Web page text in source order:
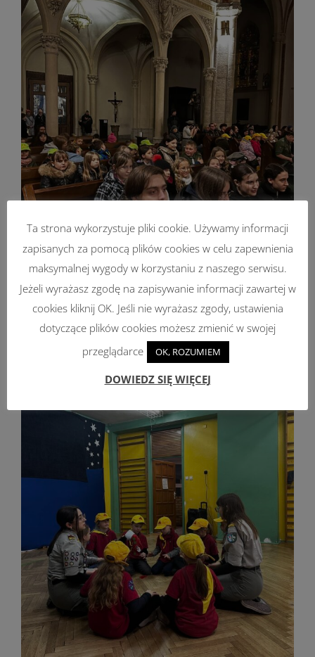
Ta strona wykorzystuje pliki cookie. Używamy informacji
zapisanych za pomocą plików cookies w celu zapewnienia
maksymalnej wygody w korzystaniu z naszego serwisu.
Jeżeli wyrażasz zgodę na zapisywanie informacji zawartej w
cookies kliknij OK. Jeśli nie wyrażasz zgody, ustawienia
dotyczące plików cookies możesz zmienić w swojej
przeglądarce
OK, ROZUMIEM
DOWIEDZ SIĘ WIĘCEJ